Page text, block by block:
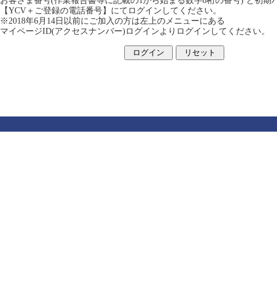
【YCV＋ご登録の電話番号】にてログインしてください。
※2018年6月14日以前にご加入の方は左上のメニューにある
マイページID(アクセスナンバー)ログインよりログインしてください。